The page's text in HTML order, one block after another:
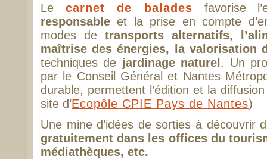
Le carnet de balades favorise
responsable et la prise en compte
modes de transports alternatifs,
maîtrise des énergies, la valorisation
techniques de jardinage naturel. Un
par le Conseil Général et Nantes
durable, permettent l’édition et la
site d’Ecopôle CPIE Pays de Nantes)
Une mine d’idées de sorties à découvrir
gratuitement dans les offices du
médiathèques, etc.